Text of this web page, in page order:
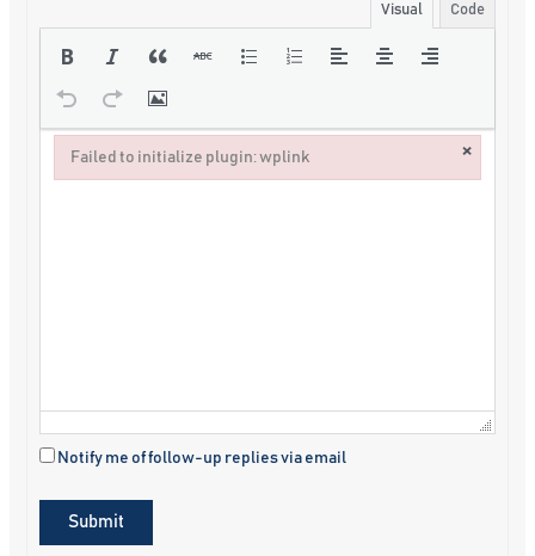
Visual Code
Notify me of follow-up replies via email
Submit
Failed to initialize plugin: wplink ×
Failed to initialize plugin: wplink